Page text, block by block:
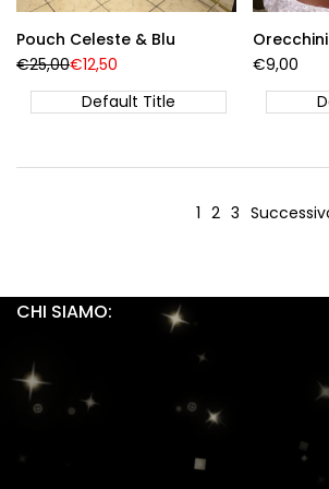
Pouch Celeste & Blu
Prezzo
€25,00Prezzo
vendita
€12,50
Default Title
Prezzo
vendita
€9,00
1 2 3
CHI SIAMO:
RICHEAT
P.IVA: IT18285591006
Viale Ungheria 73, 00039 Zagarolo